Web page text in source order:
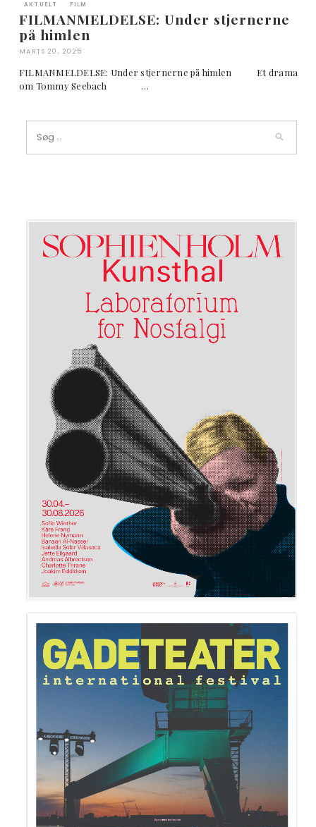
AKTUELT FILM
FILMANMELDELSE: Under stjernerne
på himlen
MARTS 20, 2025
FILMANMELDELSE: Under stjernerne på himlen Et drama
om Tommy Seebach …